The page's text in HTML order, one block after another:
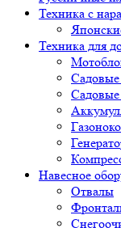
Техника с
Техника для
Садовые
Навесное
Отвалы